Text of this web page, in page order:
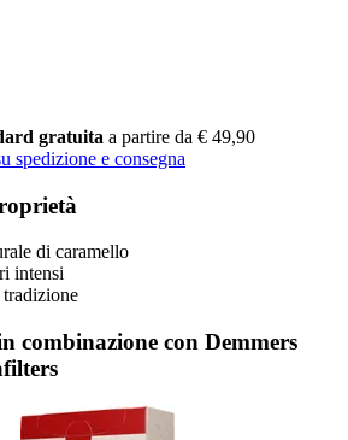
gratuita a partire da € 49,90
spedizione e consegna
di caramello
intensi
combinazione con Demmers